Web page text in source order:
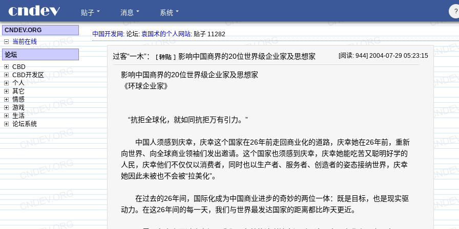
贴子 消息 系统 ?
CNDEV.ORG
当前在线
论坛
CBD
CBD开发区
个人
其它
情感
游戏
生活
论坛系统
中国开发网: 论坛:袁国术的个人网站: 贴子 11282
过客“一木”： 影响中国商界的20位世界级企业家及思想家 [阅读: 944] 2004-07-29 05:23:15
影响中国商界的20位世界级企业家及思想家
《环球企业家》
“抗拒全球化，就如同抗拒万有引力。”
中国人须感到庆幸，庆幸这个国家在26年前走回商业化的道路，庆幸她在26年前，重新
向世界、向全球商业领袖们发出邀请。这个国家也须感到庆幸，庆幸她能吃苦又聪明好学的
人民，庆幸他们不仅仅以消费者，同时也以生产者、服务者、创造者的姿态接纳世界，庆幸
她因此未被也不会被“拉美化”。
在过去的26年间，国际化成为中国商业进步的奇妙的两位一体：既是目标，也是现实驱
动力。在这26年间的每一天，我们与世界最发达国家的距离都比昨天更近。